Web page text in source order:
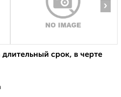
›
срок, в черте